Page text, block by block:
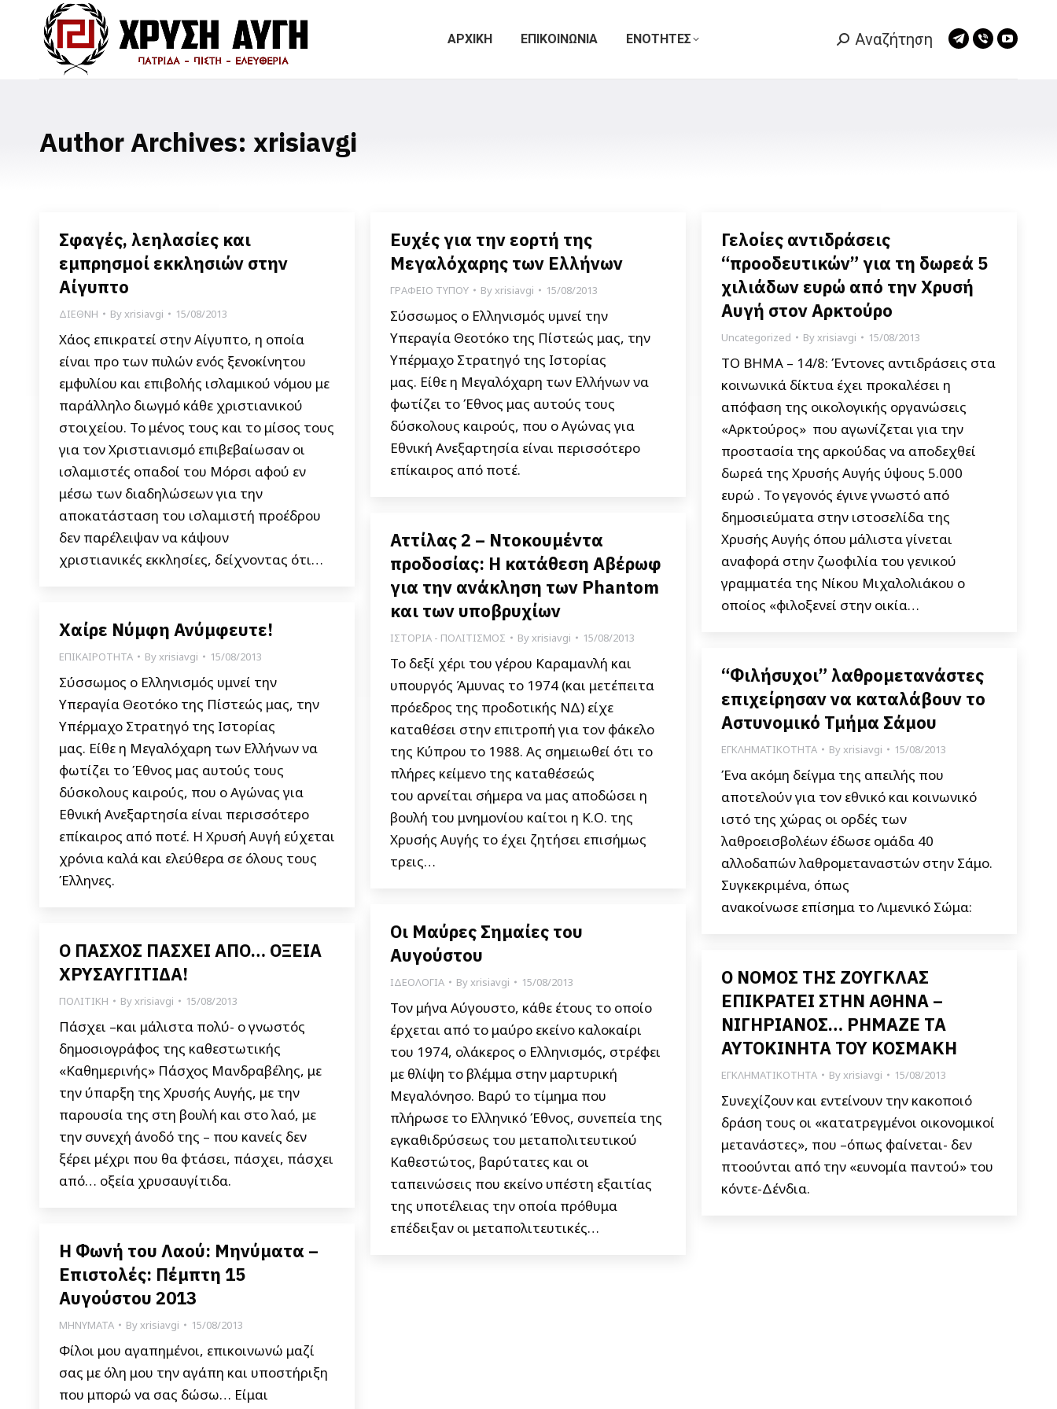
ΑΡΧΙΚΗ ΕΠΙΚΟΙΝΩΝΙΑ ΕΝΟΤΗΤΕΣ Search:
Αναζήτηση
Telegram
Viber
Author Archives: xrisiavgi
Σφαγές, λεηλασίες και
εμπρησμοί εκκλησιών στην
Αίγυπτο
ΔΙΕΘΝΗ Byxrisiavgi 15/08/2013
Χάος επικρατεί στην Αίγυπτο, η οποία
είναι προ των πυλών ενός ξενοκίνητου
εμφυλίου και επιβολής ισλαμικού νόμου με
παράλληλο διωγμό κάθε χριστιανικού
στοιχείου. To μένος τους και το μίσος τους
για τον Χριστιανισμό επιβεβαίωσαν οι
ισλαμιστές οπαδοί του Μόρσι αφού εν
μέσω των διαδηλώσεων για την
αποκατάσταση του ισλαμιστή προέδρου
δεν παρέλειψαν να κάψουν
χριστιανικές εκκλησίες, δείχνοντας ότι…
Ευχές για την εορτή της
Μεγαλόχαρης των Ελλήνων
ΓΡΑΦΕΙΟ ΤΥΠΟΥ Byxrisiavgi 15/08/2013
Σύσσωμος ο Ελληνισμός υμνεί την
Υπεραγία Θεοτόκο της Πίστεώς μας, την
Υπέρμαχο Στρατηγό της Ιστορίας
μας. Είθε η Μεγαλόχαρη των Ελλήνων να
φωτίζει το Έθνος μας αυτούς τους
δύσκολους καιρούς, που ο Αγώνας για
Εθνική Ανεξαρτησία είναι περισσότερο
επίκαιρος από ποτέ.
Γελοίες αντιδράσεις
“προοδευτικών” για τη δωρεά 5
χιλιάδων ευρώ από την Χρυσή
Αυγή στον Αρκτούρο
Uncategorized Byxrisiavgi 15/08/2013
ΤΟ ΒΗΜΑ – 14/8: Έντονες αντιδράσεις στα
κοινωνικά δίκτυα έχει προκαλέσει η
απόφαση της οικολογικής οργανώσεις
«Αρκτούρος» που αγωνίζεται για την
προστασία της αρκούδας να αποδεχθεί
δωρεά της Χρυσής Αυγής ύψους 5.000
ευρώ . Το γεγονός έγινε γνωστό από
δημοσιεύματα στην ιστοσελίδα της
Χρυσής Aυγής όπου μάλιστα γίνεται
αναφορά στην ζωοφιλία του γενικού
γραμματέα της Νίκου Μιχαλολιάκου ο
οποίος «φιλοξενεί στην οικία…
Αττίλας 2 – Ντοκουμέντα
προδοσίας: Η κατάθεση Αβέρωφ
για την ανάκληση των Phantom
και των υποβρυχίων
ΙΣΤΟΡΙΑ - ΠΟΛΙΤΙΣΜΟΣ Byxrisiavgi 15/08/2013
Το δεξί χέρι του γέρου Καραμανλή και
υπουργός Άμυνας το 1974 (και μετέπειτα
πρόεδρος της προδοτικής ΝΔ) είχε
καταθέσει στην επιτροπή για τον φάκελο
της Κύπρου το 1988. Ας σημειωθεί ότι το
πλήρες κείμενο της καταθέσεώς
του αρνείται σήμερα να μας αποδώσει η
βουλή του μνημονίου καίτοι η Κ.Ο. της
Χρυσής Αυγής το έχει ζητήσει επισήμως
τρεις…
Χαίρε Νύμφη Ανύμφευτε!
ΕΠΙΚΑΙΡΟΤΗΤΑ Byxrisiavgi 15/08/2013
Σύσσωμος ο Ελληνισμός υμνεί την
Υπεραγία Θεοτόκο της Πίστεώς μας, την
Υπέρμαχο Στρατηγό της Ιστορίας
μας. Είθε η Μεγαλόχαρη των Ελλήνων να
φωτίζει το Έθνος μας αυτούς τους
δύσκολους καιρούς, που ο Αγώνας για
Εθνική Ανεξαρτησία είναι περισσότερο
επίκαιρος από ποτέ. Η Χρυσή Αυγή εύχεται
χρόνια καλά και ελεύθερα σε όλους τους
Έλληνες.
“Φιλήσυχοι” λαθρομετανάστες
επιχείρησαν να καταλάβουν το
Αστυνομικό Τμήμα Σάμου
ΕΓΚΛΗΜΑΤΙΚΟΤΗΤΑ Byxrisiavgi 15/08/2013
Ένα ακόμη δείγμα της απειλής που
αποτελούν για τον εθνικό και κοινωνικό
ιστό της χώρας οι ορδές των
λαθροεισβολέων έδωσε ομάδα 40
αλλοδαπών λαθρομεταναστών στην Σάμο.
Συγκεκριμένα, όπως
ανακοίνωσε επίσημα το Λιμενικό Σώμα:
Οι Μαύρες Σημαίες του
Αυγούστου
ΙΔΕΟΛΟΓΙΑ Byxrisiavgi 15/08/2013
Τον μήνα Αύγουστο, κάθε έτους το οποίο
έρχεται από το μαύρο εκείνο καλοκαίρι
του 1974, ολάκερος ο Ελληνισμός, στρέφει
με θλίψη το βλέμμα στην μαρτυρική
Μεγαλόνησο. Βαρύ το τίμημα που
πλήρωσε το Ελληνικό Έθνος, συνεπεία της
εγκαθιδρύσεως του μεταπολιτευτικού
Καθεστώτος, βαρύτατες και οι
ταπεινώσεις που εκείνο υπέστη εξαιτίας
της υποτέλειας την οποία πρόθυμα
επέδειξαν οι μεταπολιτευτικές…
Ο ΠΑΣΧΟΣ ΠΑΣΧΕΙ ΑΠΟ… ΟΞΕΙΑ
ΧΡΥΣΑΥΓΙΤΙΔΑ!
ΠΟΛΙΤΙΚΗ Byxrisiavgi 15/08/2013
Πάσχει –και μάλιστα πολύ- ο γνωστός
δημοσιογράφος της καθεστωτικής
«Καθημερινής» Πάσχος Μανδραβέλης, με
την ύπαρξη της Χρυσής Αυγής, με την
παρουσία της στη βουλή και στο λαό, με
την συνεχή άνοδό της – που κανείς δεν
ξέρει μέχρι που θα φτάσει, πάσχει, πάσχει
από… οξεία χρυσαυγίτιδα.
Ο ΝΟΜΟΣ ΤΗΣ ΖΟΥΓΚΛΑΣ
ΕΠΙΚΡΑΤΕΙ ΣΤΗΝ ΑΘΗΝΑ –
ΝΙΓΗΡΙΑΝΟΣ… ΡΗΜΑΖΕ ΤΑ
ΑΥΤΟΚΙΝΗΤΑ ΤΟΥ ΚΟΣΜΑΚΗ
ΕΓΚΛΗΜΑΤΙΚΟΤΗΤΑ Byxrisiavgi 15/08/2013
Συνεχίζουν και εντείνουν την κακοποιό
δράση τους οι «κατατρεγμένοι οικονομικοί
μετανάστες», που –όπως φαίνεται- δεν
πτοούνται από την «ευνομία παντού» του
κόντε-Δένδια.
Η Φωνή του Λαού: Μηνύματα –
Επιστολές: Πέμπτη 15
Αυγούστου 2013
ΜΗΝΥΜΑΤΑ Byxrisiavgi 15/08/2013
Φίλοι μου αγαπημένοι, επικοινωνώ μαζί
σας με όλη μου την αγάπη και υποστήριξη
που μπορώ να σας δώσω… Είμαι